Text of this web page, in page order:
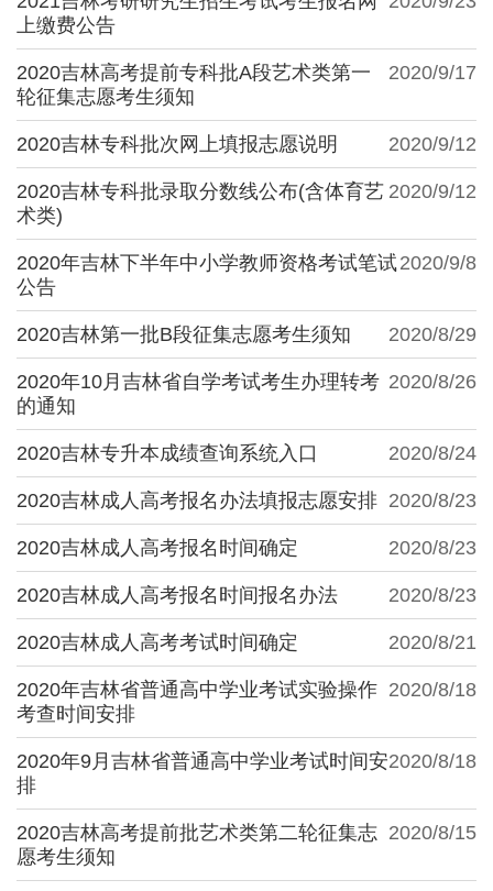
上缴费公告
2020/9/17
2020吉林高考提前专科批A段艺术类第一
轮征集志愿考生须知
2020/9/12
2020吉林专科批次网上填报志愿说明
2020/9/12
2020吉林专科批录取分数线公布(含体育艺
术类)
2020/9/8
2020年吉林下半年中小学教师资格考试笔试
公告
2020/8/29
2020吉林第一批B段征集志愿考生须知
2020/8/26
2020年10月吉林省自学考试考生办理转考
的通知
2020/8/24
2020吉林专升本成绩查询系统入口
2020/8/23
2020吉林成人高考报名办法填报志愿安排
2020/8/23
2020吉林成人高考报名时间确定
2020/8/23
2020吉林成人高考报名时间报名办法
2020/8/21
2020吉林成人高考考试时间确定
2020/8/18
2020年吉林省普通高中学业考试实验操作
考查时间安排
2020/8/18
2020年9月吉林省普通高中学业考试时间安
排
2020/8/15
2020吉林高考提前批艺术类第二轮征集志
愿考生须知